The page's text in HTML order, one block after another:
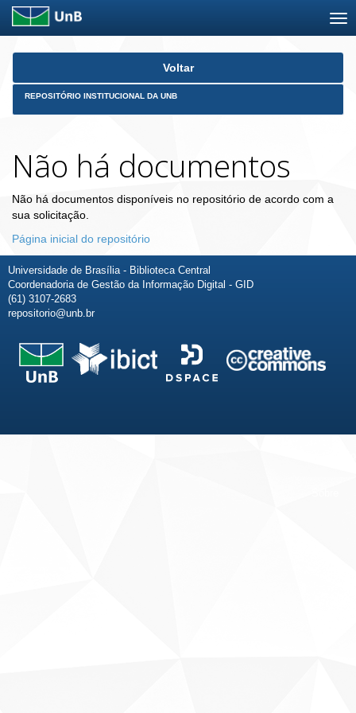
Skip
Voltar
REPOSITÓRIO INSTITUCIONAL DA UNB
Não há documentos
Não há documentos disponíveis no repositório de acordo com a
sua solicitação.
Página inicial do repositório
Universidade de Brasília - Biblioteca Central
Coordenadoria de Gestão da Informação Digital - GID
(61) 3107-2683
repositorio@unb.br